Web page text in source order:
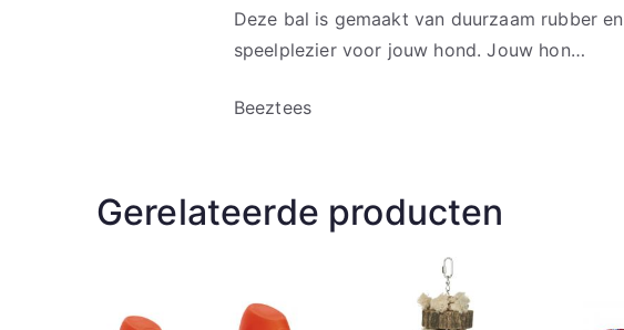
Deze bal is gemaakt van duurzaam rubber
speelplezier voor jouw hond. Jouw hon…
Beeztees
Gerelateerde producten